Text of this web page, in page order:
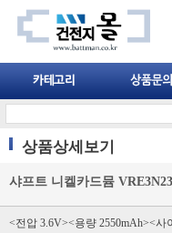
상품상세보기
샤프트 니켈카드뮴
<전압 3.6V><용량 2550mAh><사